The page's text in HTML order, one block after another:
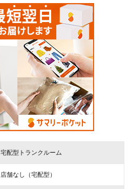
宅配型トランクルーム
店舗なし（宅配型）